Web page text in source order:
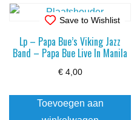
Save to Wishlist
Lp – Papa Bue’s Viking Jazz
Band – Papa Bue Live In Manila
€4,00
Toevoegen aan